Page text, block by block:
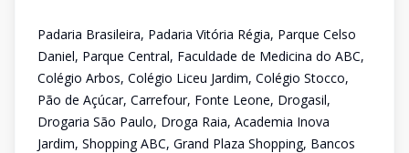
Padaria Brasileira, Padaria Vitória Régia, Parque Celso
Daniel, Parque Central, Faculdade de Medicina do ABC,
Colégio Arbos, Colégio Liceu Jardim, Colégio Stocco,
Pão de Açúcar, Carrefour, Fonte Leone, Drogasil,
Drogaria São Paulo, Droga Raia, Academia Inova
Jardim, Shopping ABC, Grand Plaza Shopping, Bancos